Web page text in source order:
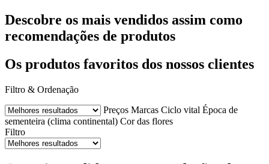
Descobre os mais vendidos assim como
recomendações de produtos
Os produtos favoritos dos nossos clientes
Filtro & Ordenação
Preços Marcas Ciclo vital Época de
sementeira (clima continental) Cor das flores
Filtro